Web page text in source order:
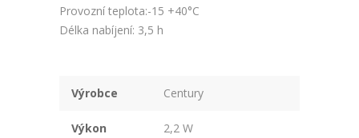
Provozní teplota:-15 +40°C
Délka nabíjení: 3,5 h
Výrobce Century
Výkon 2,2 W